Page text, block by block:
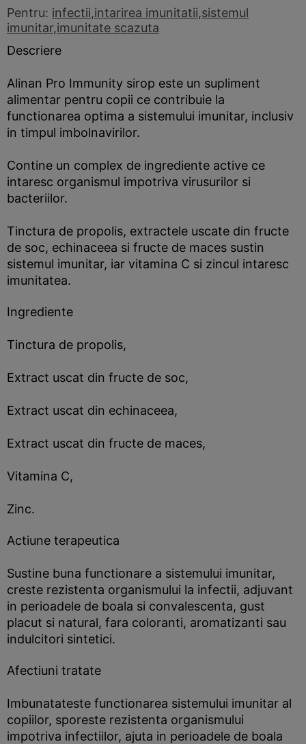
Pentru: infectii,intarirea imunitatii,sistemul
imunitar,imunitate scazuta
Descriere
Alinan Pro Immunity sirop este un supliment
alimentar pentru copii ce contribuie la
functionarea optima a sistemului imunitar, inclusiv
in timpul imbolnavirilor.
Contine un complex de ingrediente active ce
intaresc organismul impotriva virusurilor si
bacteriilor.
Tinctura de propolis, extractele uscate din fructe
de soc, echinaceea si fructe de maces sustin
sistemul imunitar, iar vitamina C si zincul intaresc
imunitatea.
Ingrediente
Tinctura de propolis,
Extract uscat din fructe de soc,
Extract uscat din echinaceea,
Extract uscat din fructe de maces,
Vitamina C,
Zinc.
Actiune terapeutica
Sustine buna functionare a sistemului imunitar,
creste rezistenta organismului la infectii, adjuvant
in perioadele de boala si convalescenta, gust
placut si natural, fara coloranti, aromatizanti sau
indulcitori sintetici.
Afectiuni tratate
Imbunatateste functionarea sistemului imunitar al
copiilor, sporeste rezistenta organismului
impotriva infectiilor, ajuta in perioadele de boala